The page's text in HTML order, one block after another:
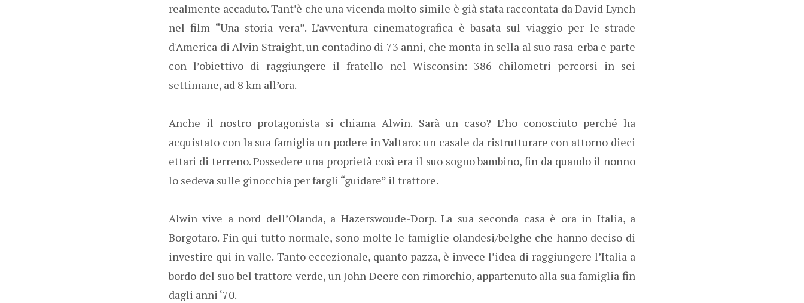
realmente accaduto. Tant’è che una vicenda molto simile è già stata raccontata da David Lynch
nel film “Una storia vera”. L’avventura cinematografica è basata sul viaggio per le strade
d'America di Alvin Straight, un contadino di 73 anni, che monta in sella al suo rasa-erba e parte
con l’obiettivo di raggiungere il fratello nel Wisconsin: 386 chilometri percorsi in sei
settimane, ad 8 km all’ora.
Anche il nostro protagonista si chiama Alwin. Sarà un caso? L’ho conosciuto perché ha
acquistato con la sua famiglia un podere in Valtaro: un casale da ristrutturare con attorno dieci
ettari di terreno. Possedere una proprietà così era il suo sogno bambino, fin da quando il nonno
lo sedeva sulle ginocchia per fargli “guidare” il trattore.
Alwin vive a nord dell’Olanda, a Hazerswoude-Dorp. La sua seconda casa è ora in Italia, a
Borgotaro. Fin qui tutto normale, sono molte le famiglie olandesi/belghe che hanno deciso di
investire qui in valle. Tanto eccezionale, quanto pazza, è invece l’idea di raggiungere l’Italia a
bordo del suo bel trattore verde, un John Deere con rimorchio, appartenuto alla sua famiglia fin
dagli anni ‘70.